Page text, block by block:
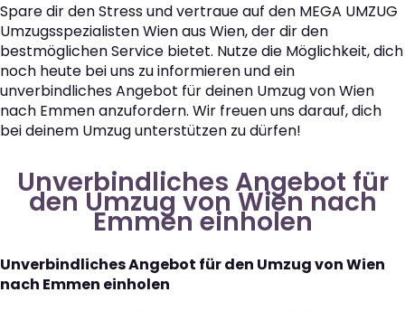
Spare dir den Stress und vertraue auf den MEGA UMZUG
Umzugsspezialisten Wien aus Wien, der dir den
bestmöglichen Service bietet. Nutze die Möglichkeit, dich
noch heute bei uns zu informieren und ein
unverbindliches Angebot für deinen Umzug von Wien
nach Emmen anzufordern. Wir freuen uns darauf, dich
bei deinem Umzug unterstützen zu dürfen!
Unverbindliches Angebot für
den Umzug von Wien nach
Emmen einholen
Unverbindliches Angebot für den Umzug von Wien
nach Emmen einholen